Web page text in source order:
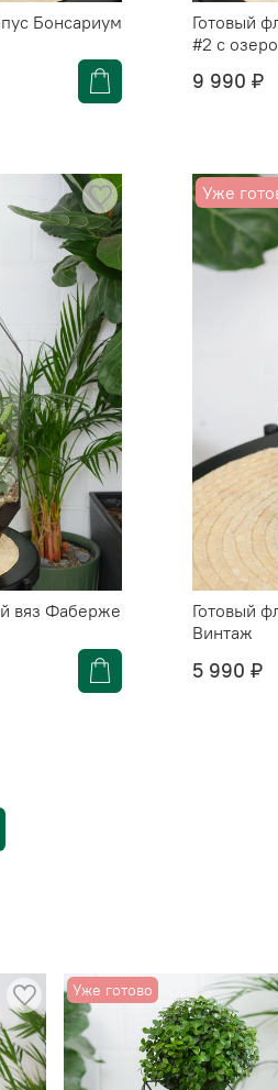
Бонсариум
Готовый
#2 с
9 990 ₽
вяз Фаберже
Уже
Готовый
Винтаж
5 990 ₽
Уже готово